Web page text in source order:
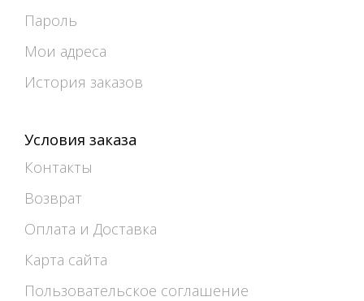
Пароль
Мои адреса
История заказов
Условия заказа
Контакты
Возврат
Оплата и Доставка
Карта сайта
Пользовательское соглашение